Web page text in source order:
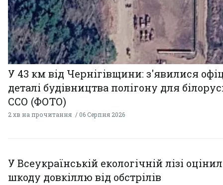
У 43 км від Чернігівщини: з'явилися
деталі будівництва полігону для
ССО (ФОТО)
2 хв на прочитання 06 Серпня 2026
У Всеукраїнській екологічній лізі
шкоду довкіллю від обстрілів